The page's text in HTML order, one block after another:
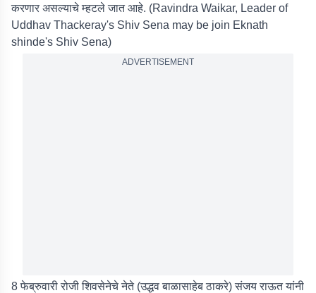
करणार असल्याचे म्हटले जात आहे. (Ravindra Waikar, Leader of
Uddhav Thackeray's Shiv Sena may be join Eknath
shinde's Shiv Sena)
ADVERTISEMENT
8 फेब्रुवारी रोजी शिवसेनेचे नेते (उद्धव बाळासाहेब ठाकरे) संजय राऊत यांनी